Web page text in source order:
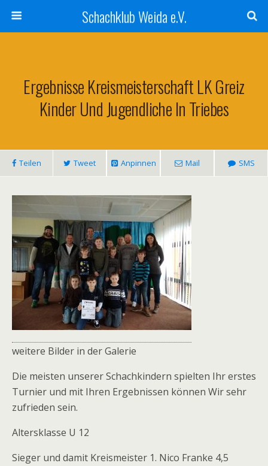
Schachklub Weida e.V.
Ergebnisse Kreismeisterschaft LK Greiz
Kinder Und Jugendliche In Triebes
Teilen Tweet Anpinnen Mail SMS
weitere Bilder in der Galerie
Die meisten unserer Schachkindern spielten Ihr erstes
Turnier und mit Ihren Ergebnissen können Wir sehr
zufrieden sein.
Altersklasse U 12
Sieger und damit Kreismeister 1. Nico Franke 4,5